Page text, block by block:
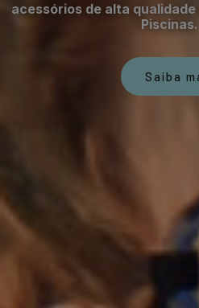
acessórios de alta
Piscinas.
Saiba